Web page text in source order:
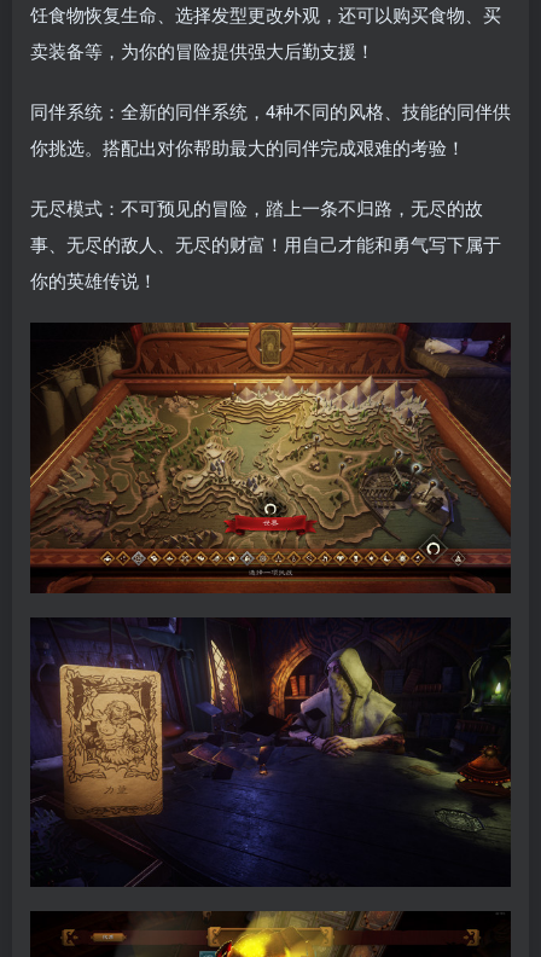
饪食物恢复生命、选择发型更改外观，还可以购买食物、买
卖装备等，为你的冒险提供强大后勤支援！
同伴系统：全新的同伴系统，4种不同的风格、技能的同伴供
你挑选。搭配出对你帮助最大的同伴完成艰难的考验！
无尽模式：不可预见的冒险，踏上一条不归路，无尽的故
事、无尽的敌人、无尽的财富！用自己才能和勇气写下属于
你的英雄传说！